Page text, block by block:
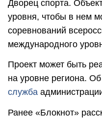
Дворец спорта.
уровня, чтобы в нем
соревнований
международного
Проект может быть
на уровне региона.
служба
Ранее «Блокнот»